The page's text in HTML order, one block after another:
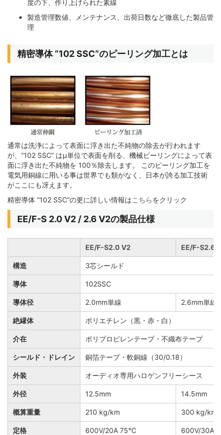
度の下、作り上げられた素線
製造管理数値、メンテナンス、出荷日数など徹底した製品管
理
精密導体 “102 SSC”のピーリング加工とは
通常は洗浄によって表面に浮き出た不純物の除去が行われます
が、”102 SSC” はμ単位で表面を削る、機械ピーリングによって表
面に浮き出た不純物を 100％除去します。 このピーリング加工を
電気用銅線に用いる事は世界でも類がなく、日本が誇る加工技術
がここにも冴えます。
精密導体 “102 SSC”の更に詳しい情報はこちらをクリック
EE/F-S 2.0 V2 / 2.6 V2の製品仕様
EE/F-S2.0 V2 EE/F-S2.6
構造 3芯シールド
導体 102SSC
導体径 2.0mm単線 2.6mm単線
絶縁体 ポリエチレン（黒・赤・白）
介在 ポリプロピレンテープ・不織布テープ
シールド・ドレイン 銅箔テープ・軟銅線（30/0.18）
外装 オーディオ専用ハロゲンフリーシース
外径 12.5mm 14.5mm
概算重量 210 kg/km 300 kg/km
定格 600V/20A 75℃ 600V/30A